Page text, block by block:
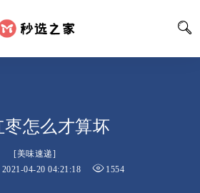
枣怎么才算坏
[美味速递]
2021-04-20 04:21:18 1554